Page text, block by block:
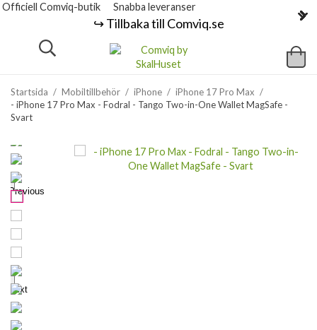
Officiell Comviq-butik Snabba leveranser
↪️ Tillbaka till Comviq.se
Startsida / Mobiltillbehör / iPhone / iPhone 17 Pro Max /
- iPhone 17 Pro Max - Fodral - Tango Two-in-One Wallet MagSafe -
Svart
Previous
Next